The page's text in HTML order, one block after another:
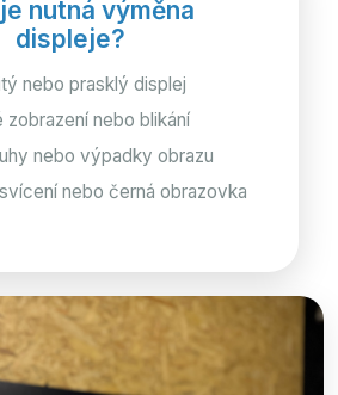
nutná výměna
displeje?
nebo prasklý displej
zobrazení nebo blikání
nebo výpadky obrazu
nebo černá obrazovka